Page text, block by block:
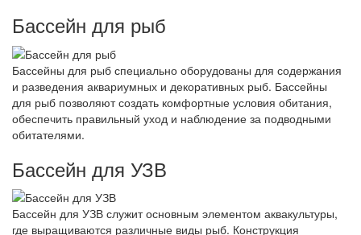
Бассейн для рыб
Бассейны для рыб специально оборудованы для содержания
и разведения аквариумных и декоративных рыб. Бассейны
для рыб позволяют создать комфортные условия обитания,
обеспечить правильный уход и наблюдение за подводными
обитателями.
Бассейн для УЗВ
Бассейн для УЗВ служит основным элементом аквакультуры,
где выращиваются различные виды рыб. Конструкция